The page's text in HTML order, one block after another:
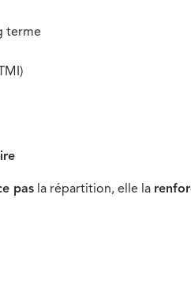
terme
pas la répartition, elle la